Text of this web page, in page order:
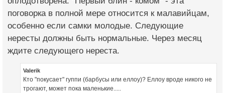
поговорка в полной мере относится к малавийцам,
особенно если самки молодые. Следующие
нересты должны быть нормальные. Через месяц
ждите следующего нереста.
Valerik
Кто "покусает" гуппи (барбусы или еллоу)? Еллоу вроде никого не
трогают, может пока маленькие.....